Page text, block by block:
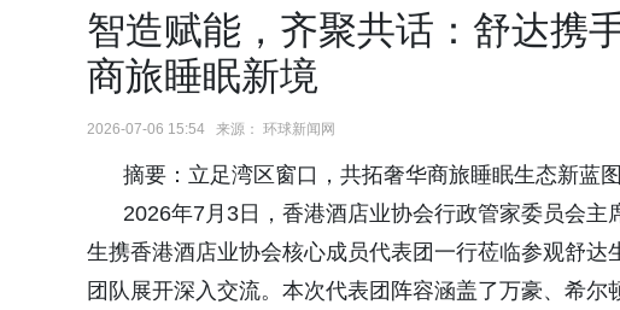
智造赋能，齐聚共话：舒达携
商旅睡眠新境
2026-07-06 15:54 来源： 环球新闻网
摘要：立足湾区窗口，共拓奢华商旅睡眠生态新蓝图
2026年7月3日，香港酒店业协会行政管家委员会主
生携香港酒店业协会核心成员代表团一行莅临参观舒
团队展开深入交流。本次代表团阵容涵盖了万豪、希